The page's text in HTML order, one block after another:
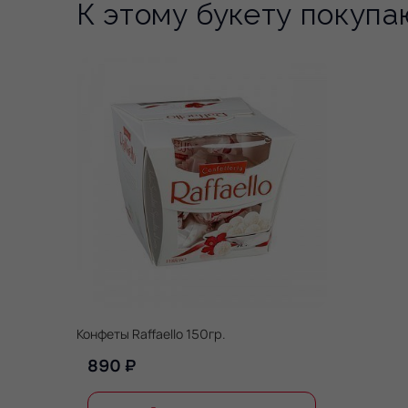
К этому букету
Конфеты Raffaello 150гр.
890 ₽